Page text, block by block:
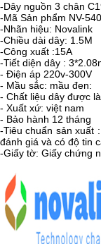
-Dây nguồn 3 chân
-Mã Sản phẩm NV-
-Nhãn hiệu: Novalink
-Chiều dài dây: 1.5M
-Công xuất :15A
-Tiết diện dây :
- Điện áp 220v-300V
- Mầu sắc: mầu đen:
- Chất liệu dây được
- Xuất xứ: việt nam
- Bảo hành 12 tháng
-Tiêu chuẩn sản xuất
đánh giá và có độ tin
-Giấy tờ: Giấy chứng